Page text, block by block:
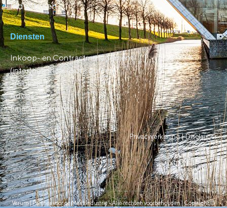
Industrieën
Diensten
Inkoop- en Contractmanagement
(inter)nationaal (out)sourcen
Trainingen
Advies
Financial Services
Privacyverklaring |Disclaimer
Verum | Partner voor de Maakindustrie - Alle rechten voorbehouden | Copyright ©